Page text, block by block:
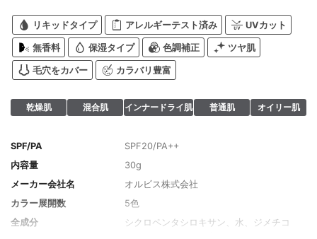
リキッドタイプ アレルギーテスト済み UVカット
無香料 保湿タイプ 色調補正 ツヤ肌
毛穴をカバー カラバリ豊富
乾燥肌 混合肌 インナードライ肌 普通肌 オイリー肌
SPF/PA
SPF20/PA++
内容量
30g
メーカー会社名
オルビス株式会社
カラー展開数
5色
全成分
シクロペンタシロキサン、水、ジメチコ